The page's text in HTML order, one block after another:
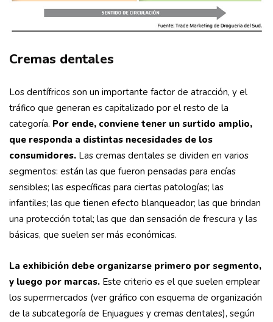
Cremas dentales
Los dentífricos son un importante factor de atracción, y el
tráfico que generan es capitalizado por el resto de la
categoría. Por ende, conviene tener un surtido amplio,
que responda a distintas necesidades de los
consumidores. Las cremas dentales se dividen en varios
segmentos: están las que fueron pensadas para encías
sensibles; las específicas para ciertas patologías; las
infantiles; las que tienen efecto blanqueador; las que brindan
una protección total; las que dan sensación de frescura y las
básicas, que suelen ser más económicas.
La exhibición debe organizarse primero por segmento,
y luego por marcas. Este criterio es el que suelen emplear
los supermercados (ver gráfico con esquema de organización
de la subcategoría de Enjuagues y cremas dentales), según